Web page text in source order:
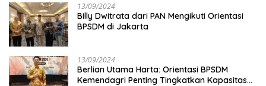
13/09/2024
Billy Dwitrata dari PAN Mengikuti Orientasi
BPSDM di Jakarta
13/09/2024
Berlian Utama Harta: Orientasi BPSDM
Kemendagri Penting Tingkatkan Kapasitas